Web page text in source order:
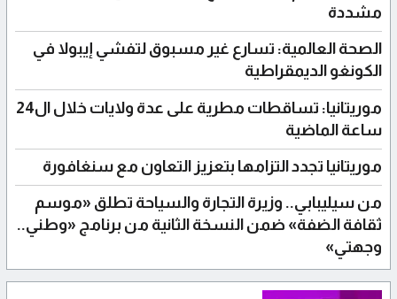
مشددة
الصحة العالمية: تسارع غير مسبوق لتفشي إيبولا في
الكونغو الديمقراطية
موريتانيا: تساقطات مطرية على عدة ولايات خلال ال24
ساعة الماضية
موريتانيا تجدد التزامها بتعزيز التعاون مع سنغافورة
من سيليبابي.. وزيرة التجارة والسياحة تطلق «موسم
ثقافة الضفة» ضمن النسخة الثانية من برنامج «وطني..
وجهتي»